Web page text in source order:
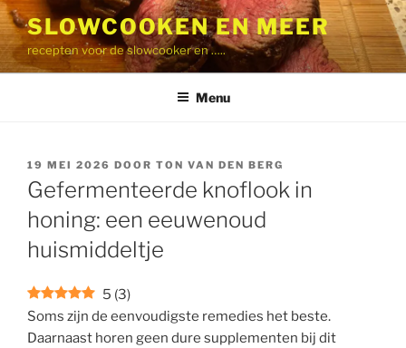
Ga
naar
de
inhoud
SLOWCOOKEN EN MEER
recepten voor de slowcooker en …..
Menu
GEPLAATST
OP
19 MEI 2026 DOOR TON VAN DEN BERG
Gefermenteerde knoflook in
honing: een eeuwenoud
huismiddeltje
5 (3)
Soms zijn de eenvoudigste remedies het beste.
Daarnaast horen geen dure supplementen bij dit